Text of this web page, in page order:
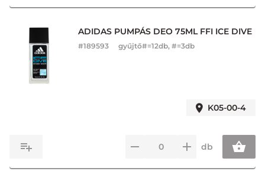
ADIDAS PUMPÁS DEO 75ML FFI ICE DIVE
#189593 gyűjtő#=12db, #=3db
K05-00-4
db